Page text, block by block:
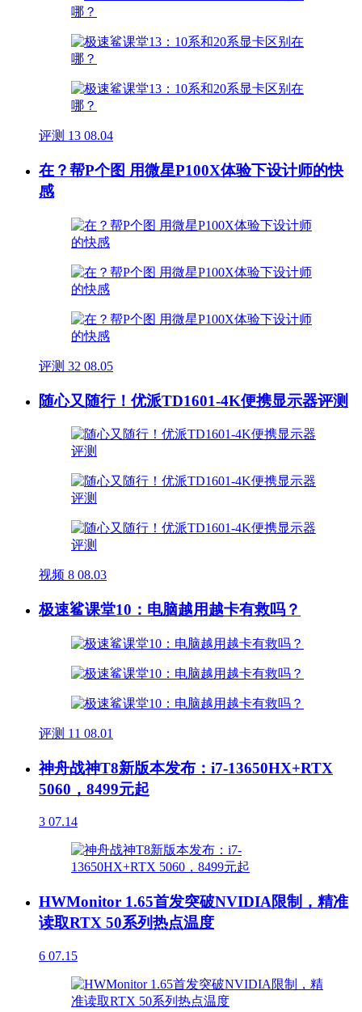
评测 13 08.04
在？帮P个图 用微星P100X体验下设计师的快
感
评测 32 08.05
随心又随行！优派TD1601-4K便携显示器评测
视频 8 08.03
极速鲨课堂10：电脑越用越卡有救吗？
评测 11 08.01
神舟战神T8新版本发布：i7-13650HX+RTX
5060，8499元起
3 07.14
HWMonitor 1.65首发突破NVIDIA限制，精准
读取RTX 50系列热点温度
6 07.15